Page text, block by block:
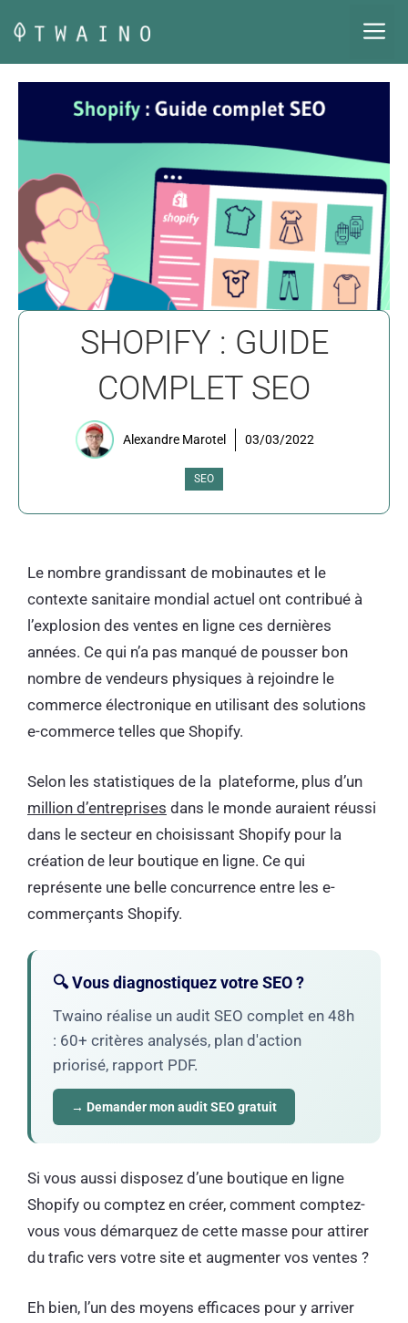
au
contenu
SHOPIFY : GUIDE
COMPLET SEO
Alexandre Marotel 03/03/2022
SEO
Le nombre grandissant de mobinautes et le
contexte sanitaire mondial actuel ont contribué à
l’explosion des ventes en ligne ces dernières
années. Ce qui n’a pas manqué de pousser bon
nombre de vendeurs physiques à rejoindre le
commerce électronique en utilisant des solutions
e-commerce telles que Shopify.
Selon les statistiques de la plateforme, plus d’un
million d’entreprises dans le monde auraient réussi
dans le secteur en choisissant Shopify pour la
création de leur boutique en ligne. Ce qui
représente une belle concurrence entre les e-
commerçants Shopify.
🔍 Vous diagnostiquez votre SEO ?
Twaino réalise un audit SEO complet en 48h
: 60+ critères analysés, plan d'action
priorisé, rapport PDF.
→ Demander mon audit SEO gratuit
Si vous aussi disposez d’une boutique en ligne
Shopify ou comptez en créer, comment comptez-
vous vous démarquez de cette masse pour attirer
du trafic vers votre site et augmenter vos ventes ?
Eh bien, l’un des moyens efficaces pour y arriver